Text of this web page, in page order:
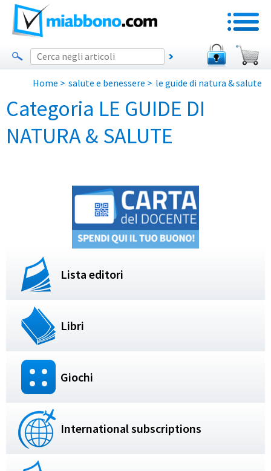
Home > salute e benessere > le guide di natura & salute
Categoria LE GUIDE DI
NATURA & SALUTE
Lista editori
Libri
Giochi
International subscriptions